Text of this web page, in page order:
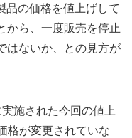
品の価格を値上げして
から、一度販売を停止
はないか、との見方が
施された今回の値上
格が変更されていな